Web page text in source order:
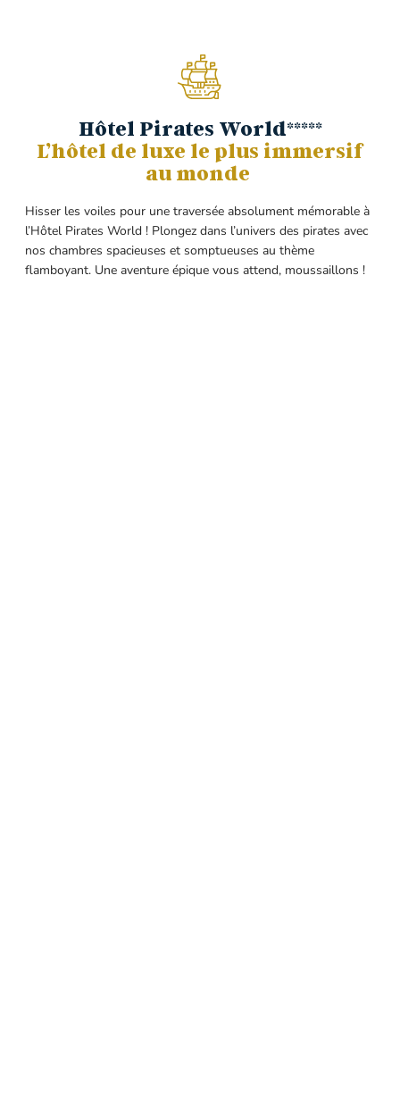
Hôtel Pirates World*****
L’hôtel de luxe le plus immersif
au monde
Hisser les voiles pour une traversée absolument mémorable à
l’Hôtel Pirates World ! Plongez dans l’univers des pirates avec
nos chambres spacieuses et somptueuses au thème
flamboyant. Une aventure épique vous attend, moussaillons !